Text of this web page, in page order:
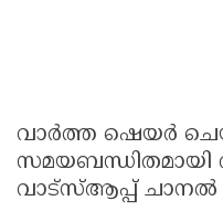
വാർത്ത ഷെയർ
വാട്സ്ആപ്പ്